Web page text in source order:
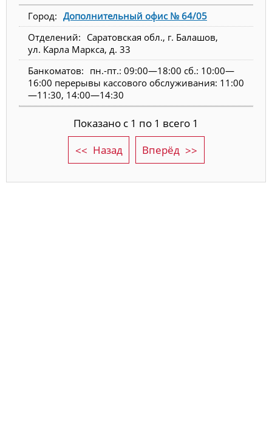
Дополнительный офис № 64/05
Саратовская обл., г. Балашов,
ул. Карла Маркса, д. 33
пн.-пт.: 09:00—18:00 сб.: 10:00—
16:00 перерывы кассового обслуживания: 11:00
—11:30, 14:00—14:30
Показано с 1 по 1 всего 1
Назад
Вперёд